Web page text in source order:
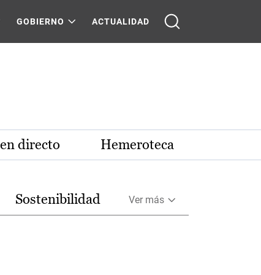
GOBIERNO ACTUALIDAD
directo Hemeroteca
Sostenibilidad Ver más